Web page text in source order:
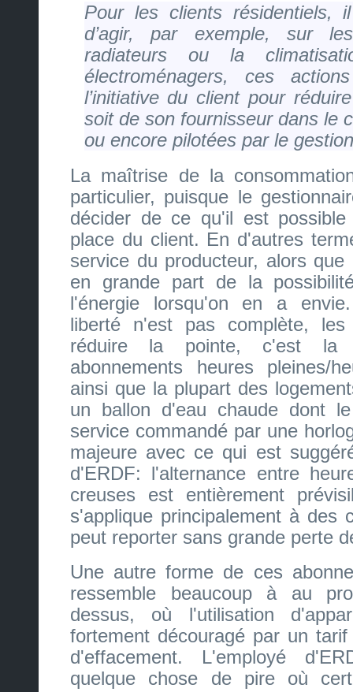
Pour les clients résidentiels,
d’agir, par exemple, sur
radiateurs ou la
électroménagers, ces
l’initiative du client pour
soit de son fournisseur dans le
ou encore pilotées par le
La maîtrise de la
particulier, puisque le
décider de ce qu'il est
place du client. En d'autres
service du producteur, alors
en grande part de la
l'énergie lorsqu'on en a
liberté n'est pas complète, les
réduire la pointe, c'est la
abonnements heures pleines/
ainsi que la plupart des
un ballon d'eau chaude dont
service commandé par une
majeure avec ce qui est
d'ERDF: l'alternance entre
creuses est entièrement
s'applique principalement à des
peut reporter sans grande perte
Une autre forme de ces
ressemble beaucoup à au
dessus, où l'utilisation
fortement découragé par un
d'effacement. L'employé
quelque chose de pire où